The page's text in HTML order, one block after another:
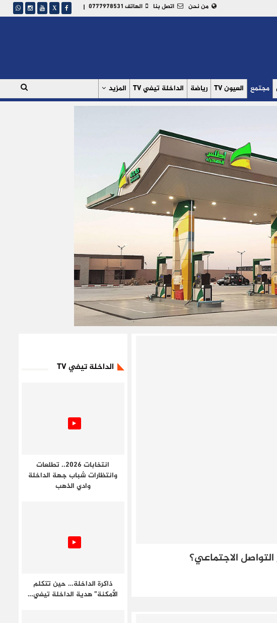
| الهاتف 0777978531 اتصل بنا من نحن
مجتمع العيون TV رياضة الداخلة تيفي TV المزيد
الاجتماعي؟
الداخلة تيفي TV
انتخابات 2026.. تطلعات
وانتظارات شباب جهة الداخلة
وادي الذهب
ذاكرة الداخلة… حين تتكلم
الأمكنة” هدية الداخلة تيفي…